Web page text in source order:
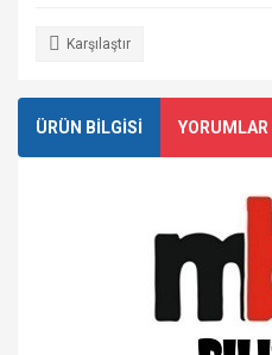
Karşılaştır
ÜRÜN BİLGİSİ YORUMLAR